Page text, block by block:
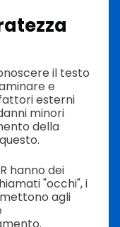
il testo
e
esterni
minori
della
hanno dei
"occhi", i
agli